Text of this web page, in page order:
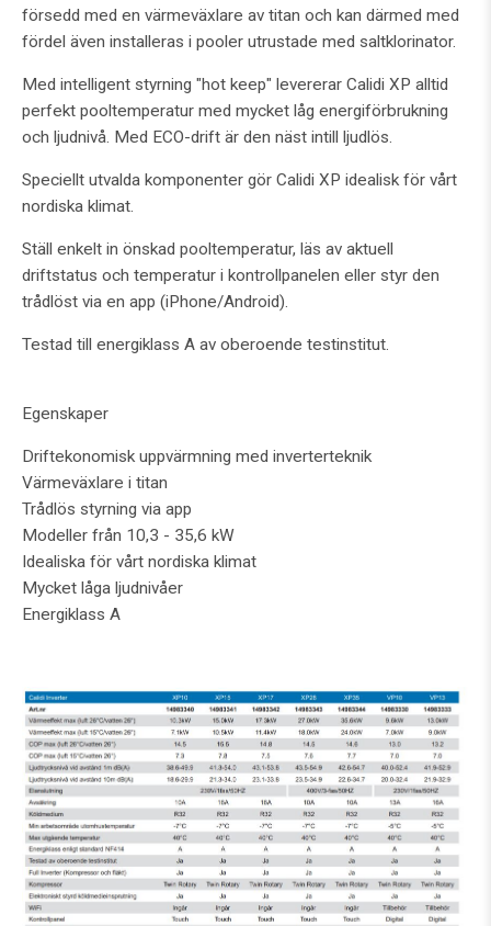
försedd med en värmeväxlare av titan och kan därmed med
fördel även installeras i pooler utrustade med saltklorinator.
Med intelligent styrning "hot keep" levererar Calidi XP alltid
perfekt pooltemperatur med mycket låg energiförbrukning
och ljudnivå. Med ECO-drift är den näst intill ljudlös.
Speciellt utvalda komponenter gör Calidi XP idealisk för vårt
nordiska klimat.
Ställ enkelt in önskad pooltemperatur, läs av aktuell
driftstatus och temperatur i kontrollpanelen eller styr den
trådlöst via en app (iPhone/Android).
Testad till energiklass A av oberoende testinstitut.
Egenskaper
Driftekonomisk uppvärmning med inverterteknik
Värmeväxlare i titan
Trådlös styrning via app
Modeller från 10,3 - 35,6 kW
Idealiska för vårt nordiska klimat
Mycket låga ljudnivåer
Energiklass A